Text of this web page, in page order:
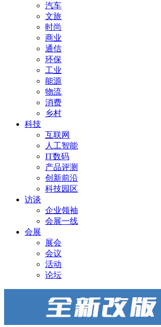
汽车
文旅
时尚
商业
通信
环保
工业
能源
物流
消费
乡村
科技
互联网
人工智能
IT数码
产品评测
创新前沿
科技园区
访谈
企业领袖
会展一线
会展
展会
会议
活动
论坛